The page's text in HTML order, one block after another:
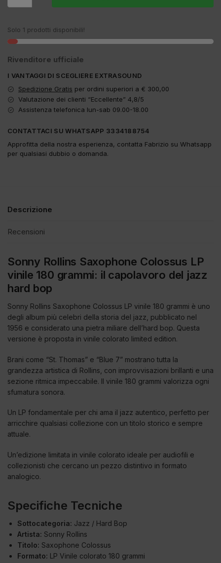
Solo 1 prodotti disponibili!
Rivenditore ufficiale
I VANTAGGI DI SCEGLIERE EXTRASOUND
Spedizione Gratis per ordini superiori a € 300,00
Valutazione dei clienti “Eccellente” 4,8/5
Assistenza telefonica lun-sab 09.00-18.00
CONTATTACI SU WHATSAPP 3334188754
Approfitta della nostra esperienza, contatta Fabrizio su Whatsapp
per qualsiasi dubbio o domanda.
Descrizione
Recensioni
Sonny Rollins Saxophone Colossus LP
vinile 180 grammi: il capolavoro del jazz
hard bop
Sonny Rollins Saxophone Colossus LP vinile 180 grammi è uno
degli album più celebri della storia del jazz, pubblicato nel
1956 e considerato una pietra miliare dell’hard bop. Questa
versione è proposta in vinile colorato limited edition.
Brani come “St. Thomas” e “Blue 7” mostrano tutta la
grandezza artistica di Rollins, con improvvisazioni brillanti e una
sezione ritmica impeccabile. Il vinile 180 grammi valorizza ogni
sfumatura sonora.
Un LP fondamentale per chi ama il jazz autentico, perfetto per
arricchire qualsiasi collezione con un titolo storico e sempre
attuale.
Un’edizione limitata in vinile colorato ideale per audiofili e
collezionisti che cercano un pezzo distintivo in formato
analogico.
Specifiche Tecniche
Sottocategoria: Jazz / Hard Bop
Artista: Sonny Rollins
Titolo: Saxophone Colossus
Formato: LP Vinile colorato 180 grammi